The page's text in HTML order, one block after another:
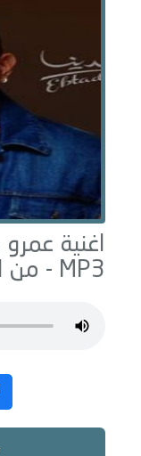
اغنية
MP3 - من البوم